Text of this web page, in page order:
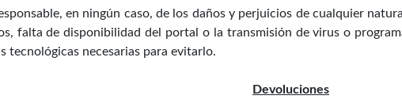
en ningún caso, de los daños y perjuicios de cualquier
falta de disponibilidad del portal o la transmisión de virus o
tecnológicas necesarias para evitarlo.
Devoluciones